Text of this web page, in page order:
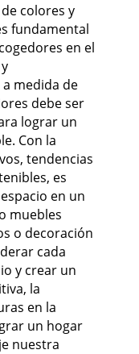
colores y
fundamental
en el
medida de
debe ser
lograr un
Con la
tendencias
es
en un
muebles
o decoración
cada
y crear un
la
en la
un hogar
nuestra